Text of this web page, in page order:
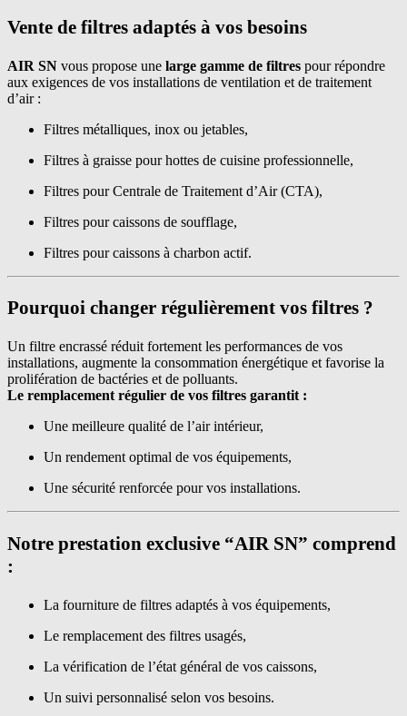
Vente de filtres adaptés à vos besoins
AIR SN vous propose une large gamme de filtres pour répondre
aux exigences de vos installations de ventilation et de traitement
d’air :
Filtres métalliques, inox ou jetables,
Filtres à graisse pour hottes de cuisine professionnelle,
Filtres pour Centrale de Traitement d’Air (CTA),
Filtres pour caissons de soufflage,
Filtres pour caissons à charbon actif.
Pourquoi changer régulièrement vos filtres ?
Un filtre encrassé réduit fortement les performances de vos
installations, augmente la consommation énergétique et favorise la
prolifération de bactéries et de polluants.
Le remplacement régulier de vos filtres garantit :
Une meilleure qualité de l’air intérieur,
Un rendement optimal de vos équipements,
Une sécurité renforcée pour vos installations.
Notre prestation exclusive “AIR SN” comprend
:
La fourniture de filtres adaptés à vos équipements,
Le remplacement des filtres usagés,
La vérification de l’état général de vos caissons,
Un suivi personnalisé selon vos besoins.